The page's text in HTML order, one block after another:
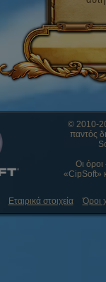
© 2010-
παντός
Οι
«CipSoft»
Εταιρικά στοιχεία Όροι